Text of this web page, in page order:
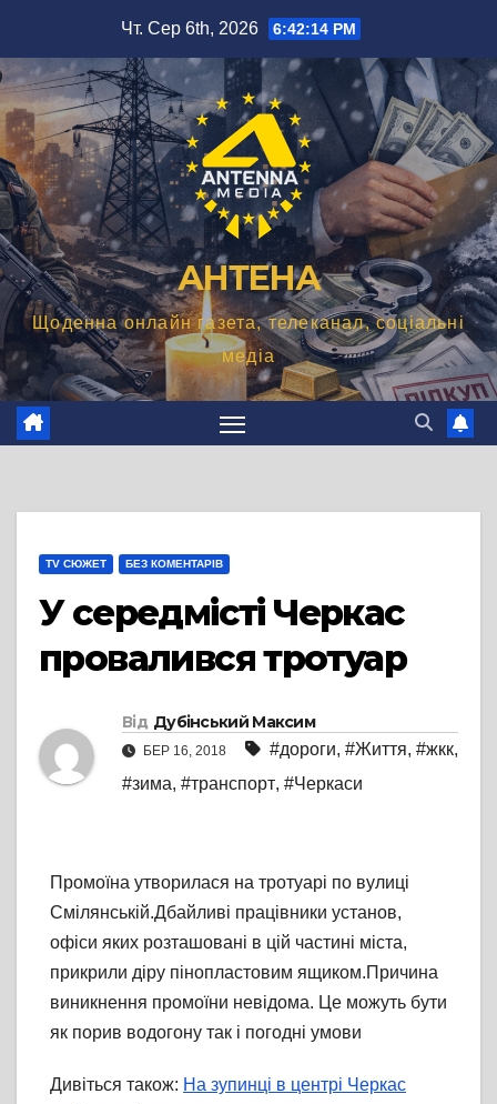
вмісту
Чт. Сер 6th, 2026 6:42:15 PM
АНТЕНА
Щоденна онлайн газета, телеканал, соціальні
медіа
TV СЮЖЕТ БЕЗ КОМЕНТАРІВ
У середмісті Черкас
провалився тротуар
Від Дубінський Максим
БЕР 16, 2018 #дороги, #Життя, #жкк,
#зима, #транспорт, #Черкаси
Промоїна утворилася на тротуарі по вулиці
Смілянській.Дбайливі працівники установ,
офіси яких розташовані в цій частині міста,
прикрили діру пінопластовим ящиком.Причина
виникнення промоїни невідома. Це можуть бути
як порив водогону так і погодні умови
Дивіться також: На зупинці в центрі Черкас